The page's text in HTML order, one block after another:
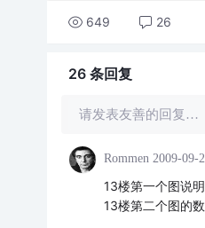
649 26
26 条回复
请发表友善的回复…
Rommen 2009-09-
13楼第一个图说
13楼第二个图的